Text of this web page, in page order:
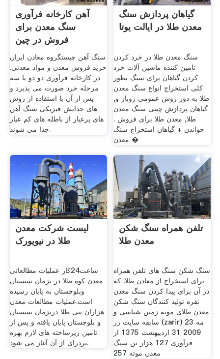
آهن کارخانه فرآوری
سنگ معدن برای
فروش در چین
سنگ آهن چیستگروه معادن ایران
خرید فروش معدن و مواد معدنی.
در کارخانه فرآوری دو دو یا سه
مرحله خرد صورت می پذیرد و
پس از آن با استفاده از روش
های جدایش فیزیکی سنگ آهن
های پرعیار از باطله های کم عیار
جدا می شوند.
گیاهان پردازش سنگ
معدن طلا در ایالت یوتا
سنگ معدن طلا در خرد کردن
تامین کننده ماشین آلات خرد
کردن گیاهان برای سنگ بطور
کلی استخراج انواع سنگ معدن
طلا به دور روش عمومی روباز و,
گیاهان پردازش چینی سنگ معدن
طلا, معدن طلا برای فروش .
خواندن + گیاهان استخراج سنگ
معدن �
لیست شرکت معدن
طلا در نیویورک
ساعت24کار عملیات مطالعاتی
معدن کوه طلا در بزمان سیستان
وبلوچستان به پایان رسیده
است.عملیات مطالعات معدن
هزاران تنی طلا دربزمان سیستان
و بلوچستان پایان یافته و پس از
تامین زیرساخته های لازم بهره
بردرای از آن آغاز می شود.
تلفن همراه سنگ شکن
معدن طلا
سنگ شکن سنگ های تلفن همراه
برای استخراج از معادن طلا. که
در آن برای پیدا کردن سنگ معدن
نقره تولید کنندگان سنگ شکن
معدن طلای موته زمین شناسی و
سابقه سایت زر (zarir) 23 مه
2009 31 اردیبهشت 1375 از
فرآوری 127 هزار تن سنگ
معدن موته 257